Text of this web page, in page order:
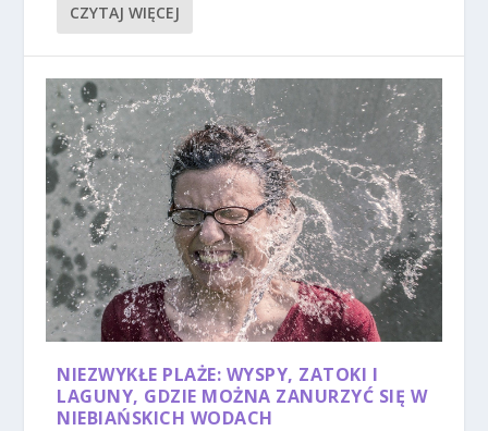
CZYTAJ WIĘCEJ
NIEZWYKŁE PLAŻE: WYSPY, ZATOKI I
LAGUNY, GDZIE MOŻNA ZANURZYĆ SIĘ W
NIEBIAŃSKICH WODACH